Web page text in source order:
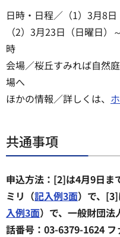
日時・日程／（1）3月8
（2）3月23日（日曜日
時
会場／桜丘すみれば自然
場へ
ほかの情報／詳しくは、
共通事項
申込方法：[2]は4月9日ま
ミリ（記入例3面）で、
入例3面）で、一般財団
話番号：03-6379-1624